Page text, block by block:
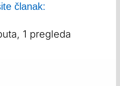
članak:
1 pregleda